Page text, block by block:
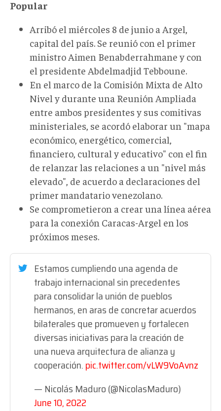
Popular
Arribó el miércoles 8 de junio a Argel,
capital del país. Se reunió con el primer
ministro Aimen Benabderrahmane y con
el presidente Abdelmadjid Tebboune.
En el marco de la Comisión Mixta de Alto
Nivel y durante una Reunión Ampliada
entre ambos presidentes y sus comitivas
ministeriales, se acordó elaborar un "mapa
económico, energético, comercial,
financiero, cultural y educativo" con el fin
de relanzar las relaciones a un "nivel más
elevado", de acuerdo a declaraciones del
primer mandatario venezolano.
Se comprometieron a crear una línea aérea
para la conexión Caracas-Argel en los
próximos meses.
Estamos cumpliendo una agenda de
trabajo internacional sin precedentes
para consolidar la unión de pueblos
hermanos, en aras de concretar acuerdos
bilaterales que promueven y fortalecen
diversas iniciativas para la creación de
una nueva arquitectura de alianza y
cooperación.pic.twitter.com/vLW9VoAvnz
— Nicolás Maduro (@NicolasMaduro)
June 10, 2022